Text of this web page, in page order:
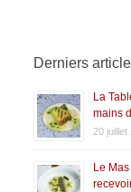
Derniers
La
mains
20 juillet
Le